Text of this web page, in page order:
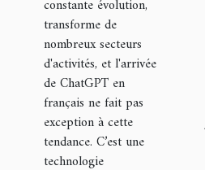
constante évolution,
transforme de
nombreux secteurs
d'activités, et l'arrivée
de ChatGPT en
français ne fait pas
exception à cette
tendance. C’est une
technologie